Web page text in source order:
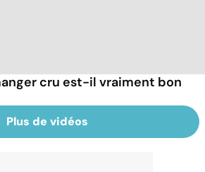
cru est-il vraiment bon
Plus de vidéos